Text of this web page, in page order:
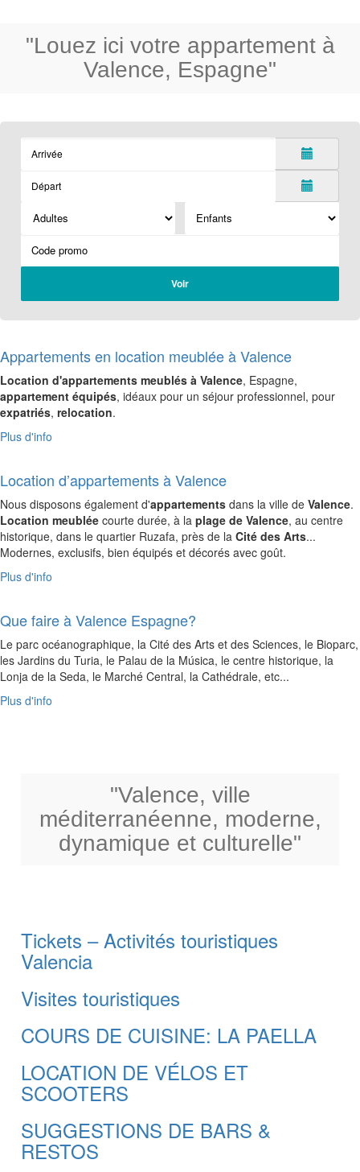
"Louez ici votre appartement à
Valence, Espagne"
Voir
Appartements en location meublée à Valence
Location d'appartements meublés à Valence, Espagne,
appartement équipés, idéaux pour un séjour professionnel, pour
expatriés, relocation.
Plus d'info
Location d’appartements à Valence
Nous disposons également d'appartements dans la ville de Valence.
Location meublée courte durée, à la plage de Valence, au centre
historique, dans le quartier Ruzafa, près de la Cité des Arts...
Modernes, exclusifs, bien équipés et décorés avec goût.
Plus d'info
Que faire à Valence Espagne?
Le parc océanographique, la Cité des Arts et des Sciences, le Bioparc,
les Jardins du Turia, le Palau de la Música, le centre historique, la
Lonja de la Seda, le Marché Central, la Cathédrale, etc...
Plus d'info
"Valence, ville
méditerranéenne, moderne,
dynamique et culturelle"
Tickets – Activités touristiques
Valencia
Visites touristiques
COURS DE CUISINE: LA PAELLA
LOCATION DE VÉLOS ET
SCOOTERS
SUGGESTIONS DE BARS &
RESTOS